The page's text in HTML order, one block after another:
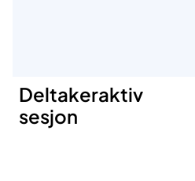
Deltakeraktiv
sesjon